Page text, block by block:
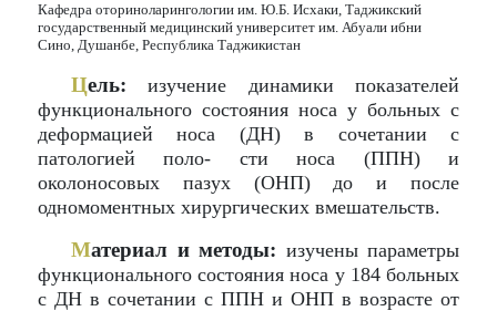
Кафедра оториноларингологии им. Ю.Б. Исхаки, Таджикский
государственный медицинский университет им. Абуали ибни
Сино, Душанбе, Республика Таджикистан
Цель: изучение динамики показателей
функционального состояния носа у больных с
деформацией носа (ДН) в сочетании с
патологией поло- сти носа (ППН) и
околоносовых пазух (ОНП) до и после
одномоментных хирургических вмешательств.
Материал и методы: изучены параметры
функционального состояния носа у 184 больных
с ДН в сочетании с ППН и ОНП в возрасте от